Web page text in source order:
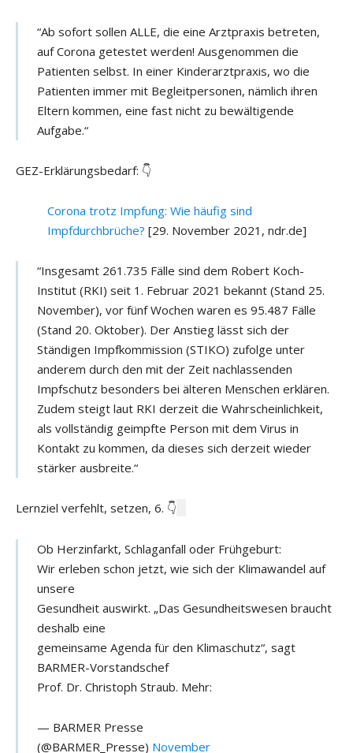
“Ab sofort sollen ALLE, die eine Arztpraxis betreten,
auf Corona getestet werden! Ausgenommen die
Patienten selbst. In einer Kinderarztpraxis, wo die
Patienten immer mit Begleitpersonen, nämlich ihren
Eltern kommen, eine fast nicht zu bewältigende
Aufgabe.“
GEZ-Erklärungsbedarf: 👇
Corona trotz Impfung: Wie häufig sind
Impfdurchbrüche? [29. November 2021, ndr.de]
“Insgesamt 261.735 Fälle sind dem Robert Koch-
Institut (RKI) seit 1. Februar 2021 bekannt (Stand 25.
November), vor fünf Wochen waren es 95.487 Fälle
(Stand 20. Oktober). Der Anstieg lässt sich der
Ständigen Impfkommission (STIKO) zufolge unter
anderem durch den mit der Zeit nachlassenden
Impfschutz besonders bei älteren Menschen erklären.
Zudem steigt laut RKI derzeit die Wahrscheinlichkeit,
als vollständig geimpfte Person mit dem Virus in
Kontakt zu kommen, da dieses sich derzeit wieder
stärker ausbreite.“
Lernziel verfehlt, setzen, 6. 👇
Ob Herzinfarkt, Schlaganfall oder Frühgeburt:
Wir erleben schon jetzt, wie sich der Klimawandel auf
unsere
Gesundheit auswirkt. „Das Gesundheitswesen braucht
deshalb eine
gemeinsame Agenda für den Klimaschutz“, sagt
BARMER-Vorstandschef
Prof. Dr. Christoph Straub. Mehr:
— BARMER Presse
(@BARMER_Presse) November